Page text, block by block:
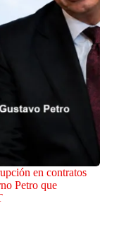
en contratos
Petro que